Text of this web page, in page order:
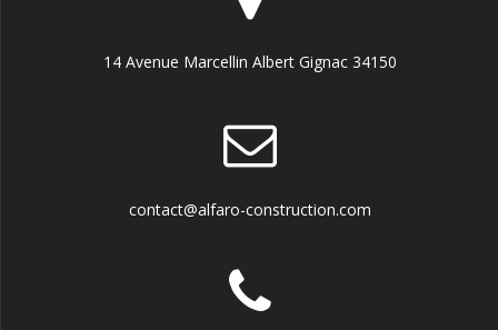
14 Avenue Marcellin Albert Gignac 34150
contact@alfaro-construction.com